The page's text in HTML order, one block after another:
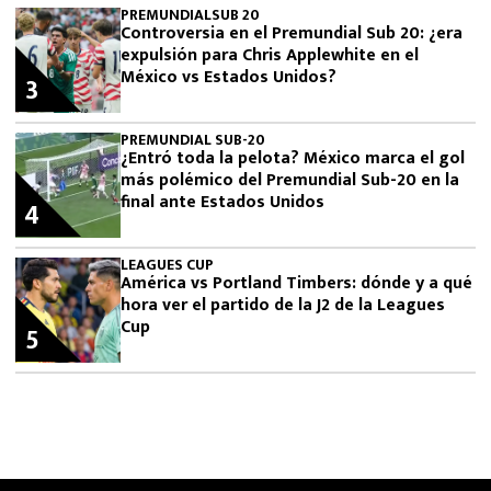
PREMUNDIALSUB 20
Controversia en el Premundial Sub 20: ¿era
expulsión para Chris Applewhite en el
México vs Estados Unidos?
3
PREMUNDIAL SUB-20
¿Entró toda la pelota? México marca el gol
más polémico del Premundial Sub-20 en la
final ante Estados Unidos
4
LEAGUES CUP
América vs Portland Timbers: dónde y a qué
hora ver el partido de la J2 de la Leagues
Cup
5